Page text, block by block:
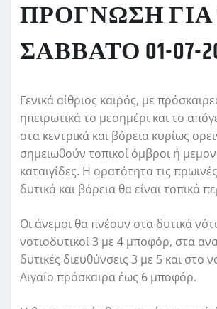
ΠΡΟΓΝΩΣΗ
ΣΑΒΒΑΤΟ 01-07-
Γενικά αίθριος καιρός, με
ηπειρωτικά το μεσημέρι και το
στα κεντρικά και βόρεια κυρίως
σημειωθούν τοπικοί όμβροι ή
καταιγίδες. Η ορατότητα τις
δυτικά και βόρεια θα είναι τοπικά
Οι άνεμοι θα πνέουν στα δυτικά
νοτιοδυτικοί 3 με 4 μποφόρ, στα
δυτικές διευθύνσεις 3 με 5 και στο
Αιγαίο πρόσκαιρα έως 6 μποφόρ.